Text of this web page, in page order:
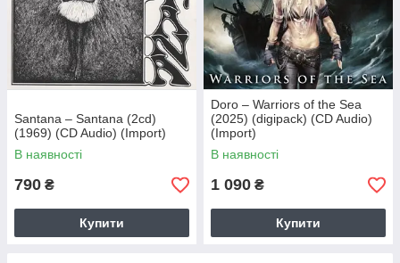
Santana – Santana (2cd)
(1969) (CD Audio) (Import)
В наявності
790 ₴
Купити
Doro – Warriors of the Sea
(2025) (digipack) (CD Audio)
(Import)
В наявності
1 090 ₴
Купити